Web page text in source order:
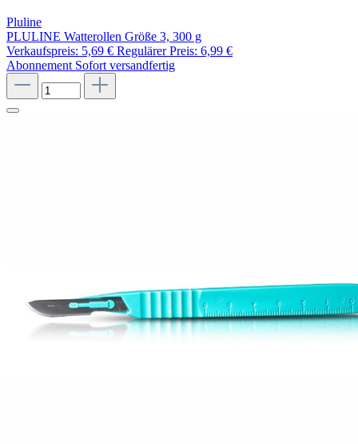
Pluline
PLULINE Watterollen Größe 3, 300 g
Verkaufspreis: 5,69 € Regulärer Preis: 6,99 €
Abonnement Sofort versandfertig